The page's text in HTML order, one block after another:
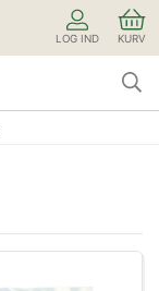
LOG IND KURV